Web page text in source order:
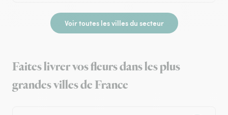
Voir toutes les villes du secteur
Faites livrer vos fleurs dans les plus
grandes villes de France